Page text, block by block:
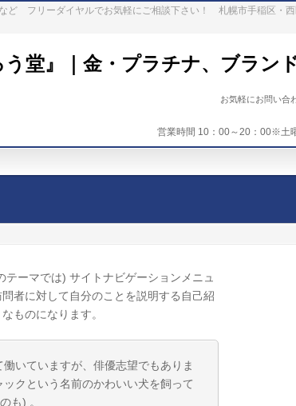
フリーダイヤルでお気軽にご相談下さい！ 札幌市手稲区・西
堂』｜金・プラチナ、ブラン
お気軽にお問
営業時間 10：00～20：00※土
ーマでは) サイトナビゲーションメニュ
者に対して自分のことを説明する自己紹
ものになります。
いていますが、俳優志望でもありま
クという名前のかわいい犬を飼って
も) 。